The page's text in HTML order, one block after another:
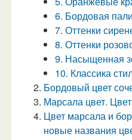
6. Бордовая
7. Оттенки
8. Оттенки
9. Насыщенная
10. Классика
Бордовый цвет
Марсала цвет.
Цвет марсала и
новые названия